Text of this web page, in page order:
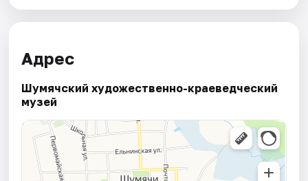
Адрес
Шумячский художественно-краеведческий
музей